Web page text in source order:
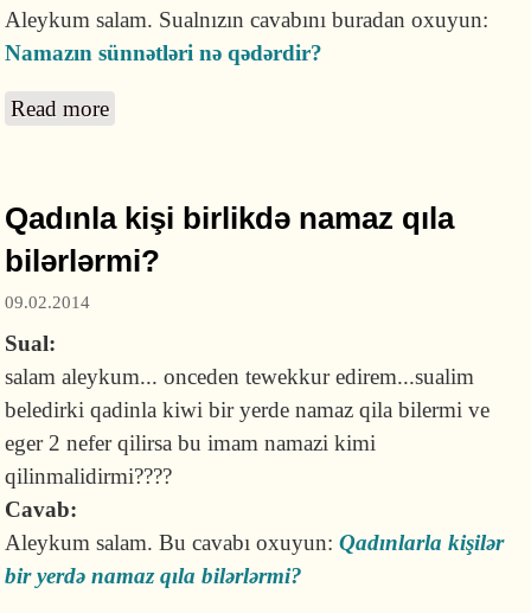
Aleykum salam. Sualnızın cavabını buradan oxuyun:
Namazın sünnətləri nə qədərdir?
Read more
Qadınla kişi birlikdə namaz qıla
bilərlərmi?
09.02.2014
Sual:
salam aleykum... onceden tewekkur edirem...sualim
beledirki qadinla kiwi bir yerde namaz qila bilermi ve
eger 2 nefer qilirsa bu imam namazi kimi
qilinmalidirmi????
Cavab:
Aleykum salam. Bu cavabı oxuyun:Qadınlarla kişilər
bir yerdə namaz qıla bilərlərmi?